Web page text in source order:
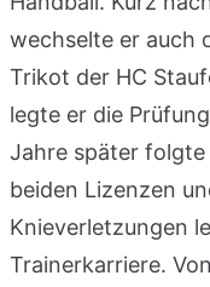
wechselte er auch
Trikot der HC
legte er die
Jahre später folgte
beiden Lizenzen
Knieverletzungen
Trainerkarriere.